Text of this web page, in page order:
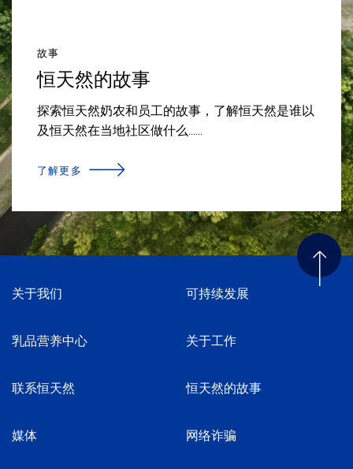
故事
恒天然的故事
探索恒天然奶农和员工的故事，了解恒天然是谁以
及恒天然在当地社区做什么......
了解更多
关于我们 可持续发展
乳品营养中心 关于工作
联系恒天然 恒天然的故事
媒体 网络诈骗